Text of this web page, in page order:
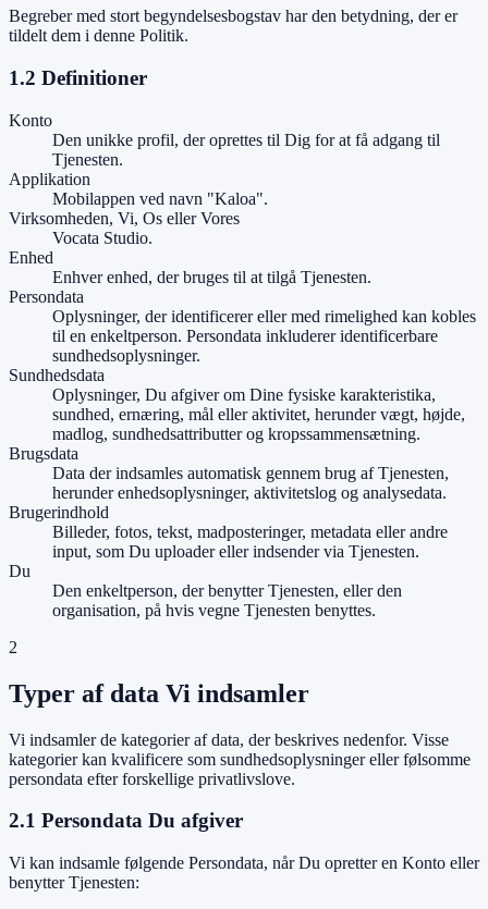
Begreber med stort begyndelsesbogstav har den betydning, der er
tildelt dem i denne Politik.
1.2 Definitioner
Konto
Den unikke profil, der oprettes til Dig for at få adgang til
Tjenesten.
Applikation
Mobilappen ved navn "Kaloa".
Virksomheden, Vi, Os eller Vores
Vocata Studio.
Enhed
Enhver enhed, der bruges til at tilgå Tjenesten.
Persondata
Oplysninger, der identificerer eller med rimelighed kan kobles
til en enkeltperson. Persondata inkluderer identificerbare
sundhedsoplysninger.
Sundhedsdata
Oplysninger, Du afgiver om Dine fysiske karakteristika,
sundhed, ernæring, mål eller aktivitet, herunder vægt, højde,
madlog, sundhedsattributter og kropssammensætning.
Brugsdata
Data der indsamles automatisk gennem brug af Tjenesten,
herunder enhedsoplysninger, aktivitetslog og analysedata.
Brugerindhold
Billeder, fotos, tekst, madposteringer, metadata eller andre
input, som Du uploader eller indsender via Tjenesten.
Du
Den enkeltperson, der benytter Tjenesten, eller den
organisation, på hvis vegne Tjenesten benyttes.
2
Typer af data Vi indsamler
Vi indsamler de kategorier af data, der beskrives nedenfor. Visse
kategorier kan kvalificere som sundhedsoplysninger eller følsomme
persondata efter forskellige privatlivslove.
2.1 Persondata Du afgiver
Vi kan indsamle følgende Persondata, når Du opretter en Konto eller
benytter Tjenesten: